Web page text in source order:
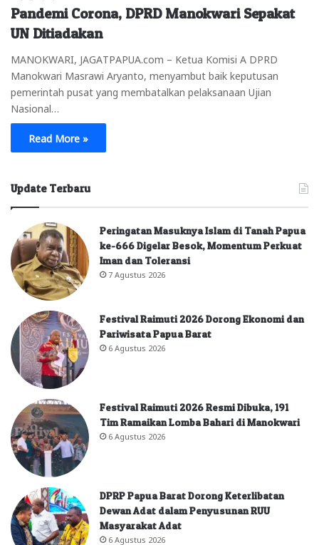
Pandemi Corona, DPRD Manokwari Sepakat
UN Ditiadakan
MANOKWARI, JAGATPAPUA.com – Ketua Komisi A DPRD
Manokwari Masrawi Aryanto, menyambut baik keputusan
pemerintah pusat yang membatalkan pelaksanaan Ujian
Nasional…
Read More »
Update Terbaru
Peringatan Masuknya Islam di Tanah Papua
ke-666 Digelar Besok, Momentum Perkuat
Iman dan Toleransi
7 Agustus 2026
Festival Raimuti 2026 Dorong Ekonomi dan
Pariwisata Papua Barat
6 Agustus 2026
Festival Raimuti 2026 Resmi Dibuka, 191
Tim Ramaikan Lomba Bahari di Manokwari
6 Agustus 2026
DPRP Papua Barat Dorong Keterlibatan
Dewan Adat dalam Penyusunan RUU
Masyarakat Adat
6 Agustus 2026